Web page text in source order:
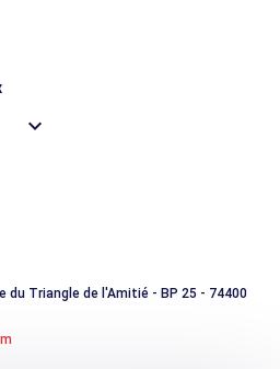
du Triangle de l'Amitié - BP 25 - 74400